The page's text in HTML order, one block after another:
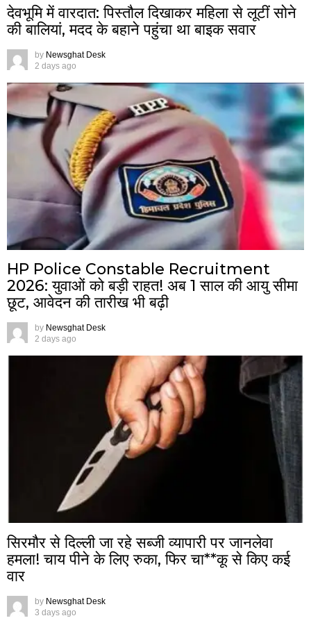
देवभूमि में वारदात: पिस्तौल दिखाकर महिला से लूटीं सोने
की बालियां, मदद के बहाने पहुंचा था बाइक सवार
by Newsghat Desk
2 days ago
HP Police Constable Recruitment
2026: युवाओं को बड़ी राहत! अब 1 साल की आयु सीमा
छूट, आवेदन की तारीख भी बढ़ी
by Newsghat Desk
2 days ago
सिरमौर से दिल्ली जा रहे सब्जी व्यापारी पर जानलेवा
हमला! चाय पीने के लिए रुका, फिर चा**कू से किए कई
वार
by Newsghat Desk
3 days ago